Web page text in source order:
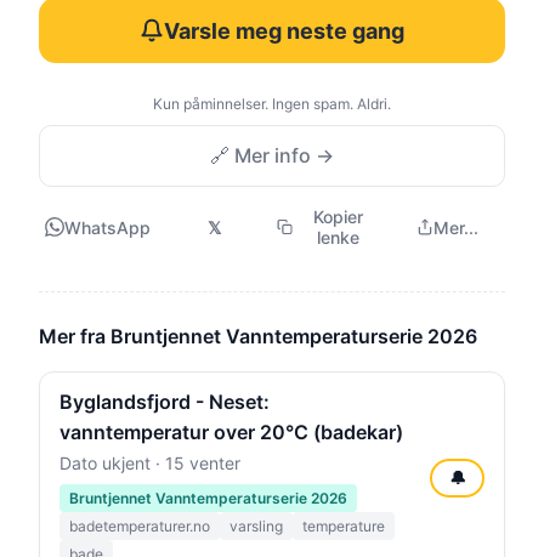
Varsle meg neste gang
Kun påminnelser. Ingen spam. Aldri.
🔗 Mer info →
WhatsApp 𝕏
Kopier
lenke
Mer...
Mer fra Bruntjennet Vanntemperaturserie 2026
Byglandsfjord - Neset:
vanntemperatur over 20°C (badekar)
Dato ukjent · 15 venter
Bruntjennet Vanntemperaturserie 2026
badetemperaturer.no
varsling
temperature
🔔